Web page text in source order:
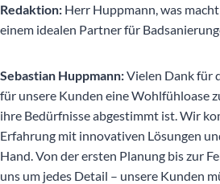
Redaktion: Herr Huppmann, was macht
einem idealen Partner für
Sebastian Huppmann:Vielen Dank für
für unsere Kunden eine Wohlfühloase
ihre Bedürfnisse abgestimmt ist. Wir
Erfahrung mit innovativen Lösungen
Hand. Von der ersten Planung bis zur
uns um jedes Detail – unsere Kunden